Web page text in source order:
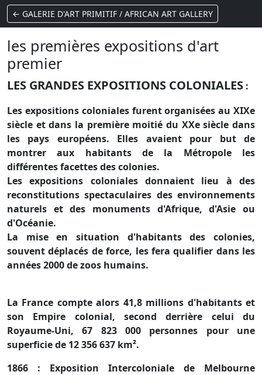
← GALERIE D'ART PRIMITIF / AFRICAN ART GALLERY
les premières expositions d'art
premier
LES GRANDES EXPOSITIONS COLONIALES :
Les expositions coloniales furent organisées au XIXe
siècle et dans la première moitié du XXe siècle dans
les pays européens. Elles avaient pour but de
montrer aux habitants de la Métropole les
différentes facettes des colonies.
Les expositions coloniales donnaient lieu à des
reconstitutions spectaculaires des environnements
naturels et des monuments d'Afrique, d'Asie ou
d'Océanie.
La mise en situation d'habitants des colonies,
souvent déplacés de force, les fera qualifier dans les
années 2000 de zoos humains.
La France compte alors 41,8 millions d'habitants et
son Empire colonial, second derrière celui du
Royaume-Uni, 67 823 000 personnes pour une
superficie de 12 356 637 km².
1866 : Exposition Intercoloniale de Melbourne